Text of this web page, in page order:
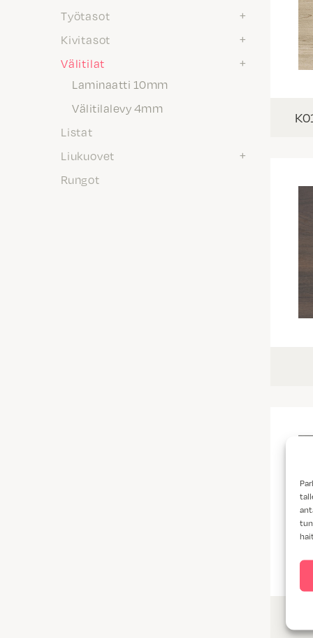
Työtasot
Kivitasot
Välitilat
Laminaatti 10mm
Välitilalevy 4mm
Listat
Liukuovet
Rungot